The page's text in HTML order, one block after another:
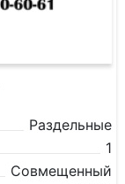
Раздельные
1
Совмещенный